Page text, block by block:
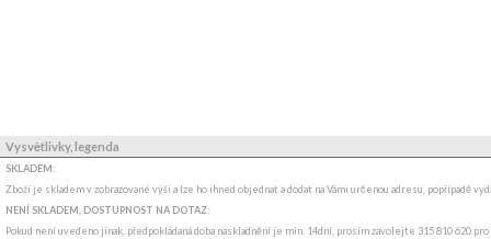
Vysvětlivky, legenda
SKLADEM:
Zboží je skladem v zobrazované výši a lze ho ihned objednat a dodat na Vámi určenou adresu, popřípadě
NENÍ SKLADEM, DOSTUPNOST NA DOTAZ:
Pokud není uvedeno jinak, předpokládaná doba naskladnění je min. 14dní, prosím zavolejte 315 810 620